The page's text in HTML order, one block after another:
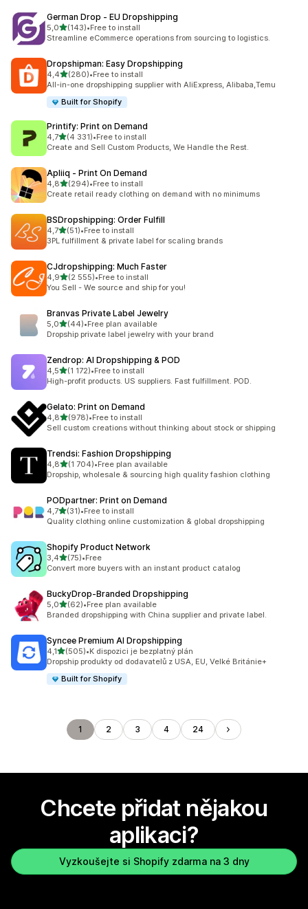
German Drop ‑ EU Dropshipping
5,0z 5 hvězd
(143)
Celkový počet recenzí: 143
•Free to install
Streamline eCommerce operations from sourcing to logistics.
Dropshipman: Easy Dropshipping
4,4z 5 hvězd
(280)
Celkový počet recenzí: 280
•Free to install
All-in-one dropshipping supplier with AliExpress, Alibaba,Temu
Built for Shopify
Printify: Print on Demand
4,7z 5 hvězd
(4 331)
Celkový počet recenzí: 4331
•Free to install
Create and Sell Custom Products, We Handle the Rest.
Apliiq ‑ Print On Demand
4,8z 5 hvězd
(294)
Celkový počet recenzí: 294
•Free to install
Create retail ready clothing on demand with no minimums
BSDropshipping: Order Fulfill
4,7z 5 hvězd
(51)
Celkový počet recenzí: 51
•Free to install
3PL fulfillment & private label for scaling brands
CJdropshipping: Much Faster
4,9z 5 hvězd
(2 555)
Celkový počet recenzí: 2555
•Free to install
You Sell - We source and ship for you!
Branvas Private Label Jewelry
5,0z 5 hvězd
(44)
Celkový počet recenzí: 44
•Free plan available
Dropship private label jewelry with your brand
Zendrop: AI Dropshipping & POD
4,5z 5 hvězd
(1 172)
Celkový počet recenzí: 1172
•Free to install
High-profit products. US suppliers. Fast fulfillment. POD.
Gelato: Print on Demand
4,8z 5 hvězd
(978)
Celkový počet recenzí: 978
•Free to install
Sell custom creations without thinking about stock or shipping
Trendsi: Fashion Dropshipping
4,8z 5 hvězd
(1 704)
Celkový počet recenzí: 1704
•Free plan available
Dropship, wholesale & sourcing high quality fashion clothing
PODpartner: Print on Demand
4,7z 5 hvězd
(31)
Celkový počet recenzí: 31
•Free to install
Quality clothing online customization & global dropshipping
Shopify Product Network
3,4z 5 hvězd
(75)
Celkový počet recenzí: 75
•Free
Convert more buyers with an instant product catalog
BuckyDrop‑Branded Dropshipping
5,0z 5 hvězd
(62)
Celkový počet recenzí: 62
•Free plan available
Branded dropshipping with China supplier and private label.
Syncee Premium AI Dropshipping
4,1z 5 hvězd
(505)
Celkový počet recenzí: 505
•K dispozici je bezplatný plán
Dropship produkty od dodavatelů z USA, EU, Velké Británie+
Built for Shopify
1 2 3 4 24
Chcete přidat nějakou
aplikaci?
Vyzkoušejte si Shopify zdarma na 3 dny